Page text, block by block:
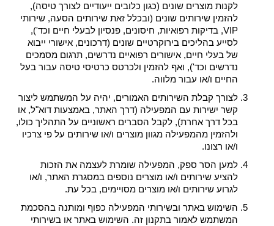
לקנות מוצרים שונים (כגון כלובים ייעודיים לצורך טיסה),
להזמין שירותים שונים (ובכלל זאת שירותים הסעה, שירותי
VIP, בדיקות רפואיות, חיסונים, פנסיון לבעלי חיים וכד'),
לסייע בהליכים בירוקרטיים שונים (דרכונים, אישורי ייבוא
של בעלי חיים, אישורים רפואיים נדרשים, תרגום מסמכים
נדרשים וכד'), ואף להזמין ולכרטס כרטיסי טיסה עבור בעל
החיים ו/או עבור מלווה.
לצורך קבלת השירותים האמורים, יהיה על המשתמש ליצור
קשר ישירות עם המפעילה (דרך האתר, באמצעות דוא"ל, או
בכל דרך אחרת), לקבל הסברים ראשוניים על התהליך כולו,
ולהזמין מהמפעילה מגוון מוצרים ו/או שירותים על פי צרכיו
ו/או רצונו.
למען הסר ספק, המפעילה שומרת לעצמה את הזכות
להציע שירותים ו/או מוצרים נוספים במסגרת האתר, ו/או
לגרוע שירותים ו/או מוצרים מסויימים, בכל עת.
השימוש באתר ובשירותי המפעילה כפוף ומותנה בהסכמת
המשתמש לאמור בתקנון זה. השימוש באתר או בשירותי